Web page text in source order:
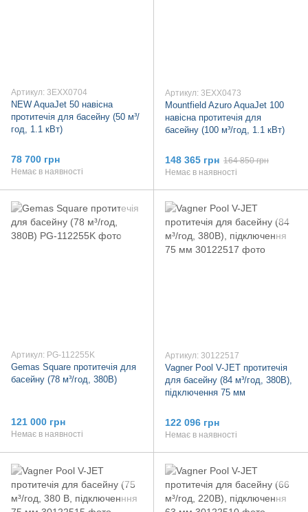
Артикул: 3EXX0704
NEW AquaJet 50 навісна
протитечія для басейну (50 м³/
год, 1.1 кВт)
78 700 грн
Немає в наявності
Артикул: 3EXX0473
Mountfield Azuro AquaJet 100
навісна протитечія для
басейну (100 м³/год, 1.1 кВт)
148 365 грн 164 850 грн
Немає в наявності
Артикул: PG-112255K
Gemas Square протитечія для
басейну (78 м³/год, 380В)
121 000 грн
Немає в наявності
Артикул: 30122517
Vagner Pool V-JET протитечія
для басейну (84 м³/год, 380В),
підключення 75 мм
122 096 грн
Немає в наявності